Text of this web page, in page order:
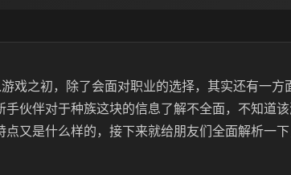
戏之初，除了会面对职业的选择，其实还有一方
伙伴对于种族这块的信息了解不全面，不知道
又是什么样的，接下来就给朋友们全面解析一